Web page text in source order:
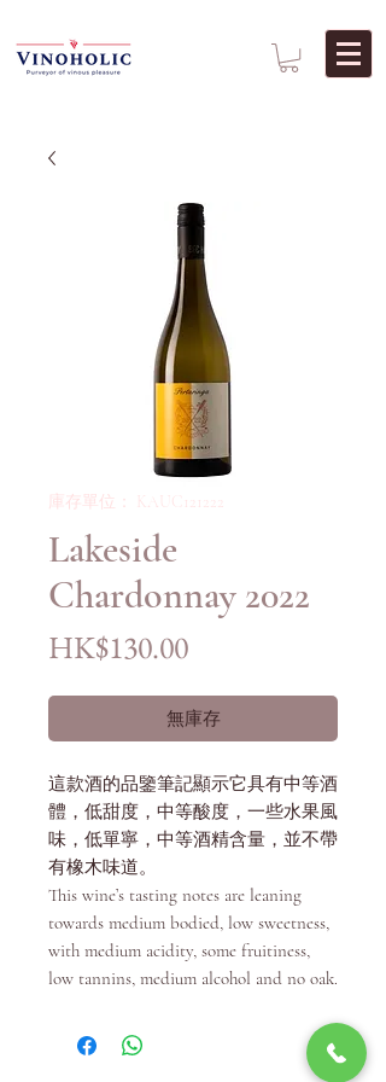
庫存單位： KAUC121222
Lakeside
Chardonnay 2022
HK$130.00價
格
無庫存
這款酒的品鑒筆記顯示它具有中等酒
體，低甜度，中等酸度，一些水果風
味，低單寧，中等酒精含量，並不帶
有橡木味道。
This wine’s tasting notes are leaning
towards medium bodied, low sweetness,
with medium acidity, some fruitiness,
low tannins, medium alcohol and no oak.